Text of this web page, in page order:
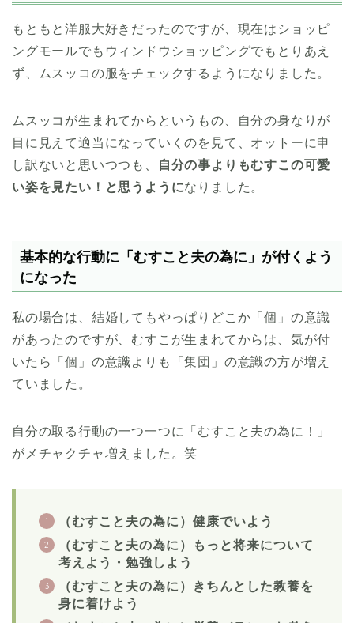
もともと洋服大好きだったのですが、現在はショッピ
ングモールでもウィンドウショッピングでもとりあえ
ず、ムスッコの服をチェックするようになりました。
ムスッコが生まれてからというもの、自分の身なりが
目に見えて適当になっていくのを見て、オットーに申
し訳ないと思いつつも、
自分の事よりもむすこの可愛
い姿を見たい！と思うようになりました。
基本的な行動に「むすこと夫の為に」が付くよう
になった
私の場合は、結婚してもやっぱりどこか「個」の意識
があったのですが、むすこが生まれてからは、気が付
いたら「個」の意識よりも「集団」の意識の方が増え
ていました。
自分の取る行動の一つ一つに「むすこと夫の為に！」
がメチャクチャ増えました。笑
（むすこと夫の為に）健康でいよう
（むすこと夫の為に）もっと将来について
考えよう・勉強しよう
（むすこと夫の為に）きちんとした教養を
身に着けよう